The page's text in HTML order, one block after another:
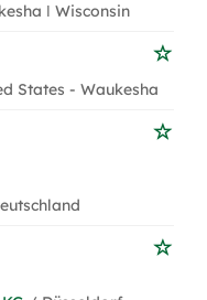
ǀ Wisconsin
States - Waukesha